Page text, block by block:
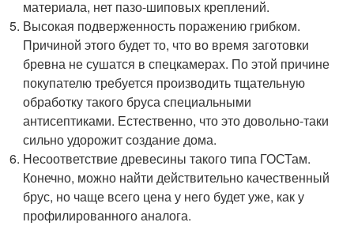
материала, нет пазо-шиповых креплений.
Высокая подверженность поражению грибком.
Причиной этого будет то, что во время заготовки
бревна не сушатся в спецкамерах. По этой причине
покупателю требуется производить тщательную
обработку такого бруса специальными
антисептиками. Естественно, что это довольно-таки
сильно удорожит создание дома.
Несоответствие древесины такого типа ГОСТам.
Конечно, можно найти действительно качественный
брус, но чаще всего цена у него будет уже, как у
профилированного аналога.